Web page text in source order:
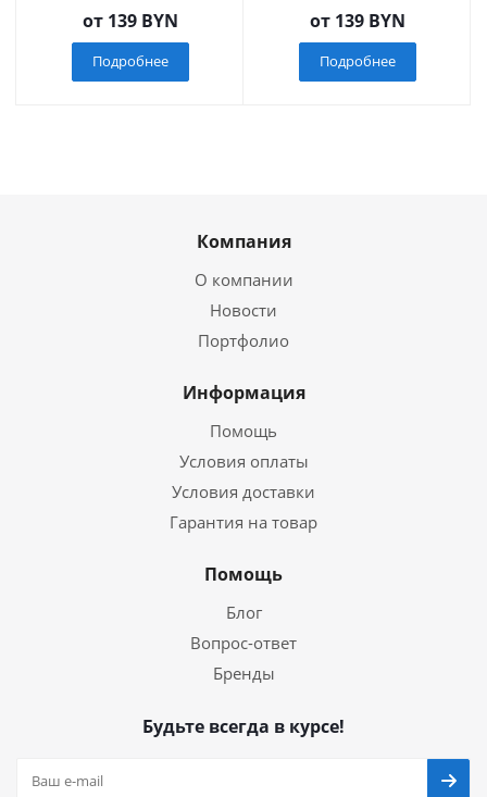
от 139 BYN
Подробнее
от 139 BYN
Подробнее
Компания
О компании
Новости
Портфолио
Информация
Помощь
Условия оплаты
Условия доставки
Гарантия на товар
Помощь
Блог
Вопрос-ответ
Бренды
Будьте всегда в курсе!